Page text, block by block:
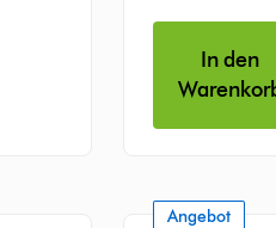
In den
Angebot